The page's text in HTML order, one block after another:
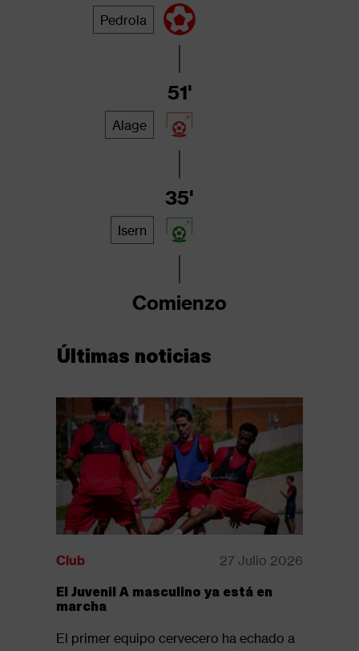
Pedrola
Alage
51'
Isern
35'
Comienzo
Últimas noticias
Club 27 Julio 2026
El Juvenil A masculino ya está en
marcha
El primer equipo cervecero ha echado a